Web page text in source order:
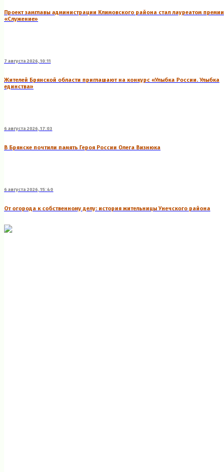
Проект замглавы администрации Климовского района стал лауреатом премии
«Служение»
7 августа 2026, 10:11
Жителей Брянской области приглашают на конкурс «Улыбка России. Улыбка
единства»
6 августа 2026, 17:03
В Брянске почтили память Героя России Олега Визнюка
6 августа 2026, 15:40
От огорода к собственному делу: история жительницы Унечского района